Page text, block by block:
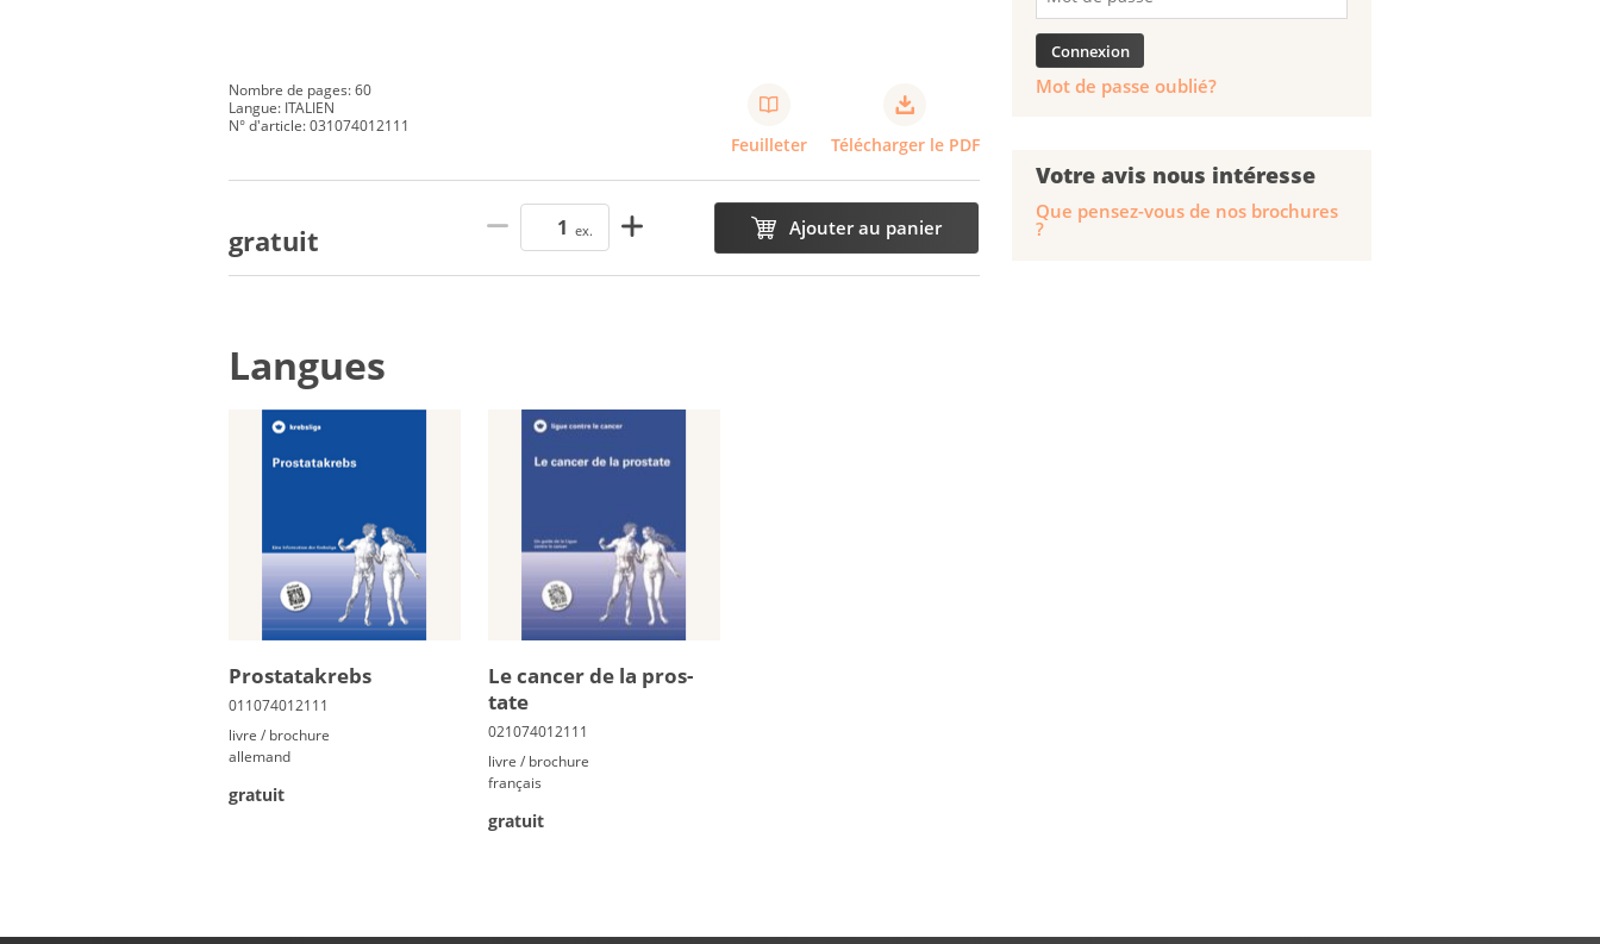
Nombre de pages: 60
Langue: ITALIEN
N° d'article: 031074012111
Feuilleter Télécharger le PDF
gratuit ex. Ajouter au panier
Langues
Pro­sta­ta­krebs
livre / brochure
allemand
gratuit
Le can­cer de la pros­
tate
livre / brochure
français
gratuit
Mot de passe oublié?
Votre avis nous intéresse
Que pensez-vous de nos brochures
?